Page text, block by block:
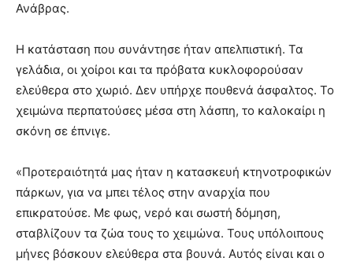
Ανάβρας.
Η κατάσταση που συνάντησε ήταν απελπιστική. Τα
γελάδια, οι χοίροι και τα πρόβατα κυκλοφορούσαν
ελεύθερα στο χωριό. Δεν υπήρχε πουθενά άσφαλτος. Το
χειμώνα περπατούσες μέσα στη λάσπη, το καλοκαίρι η
σκόνη σε έπνιγε.
«Προτεραιότητά μας ήταν η κατασκευή κτηνοτροφικών
πάρκων, για να μπει τέλος στην αναρχία που
επικρατούσε. Με φως, νερό και σωστή δόμηση,
σταβλίζουν τα ζώα τους το χειμώνα. Τους υπόλοιπους
μήνες βόσκουν ελεύθερα στα βουνά. Αυτός είναι και ο